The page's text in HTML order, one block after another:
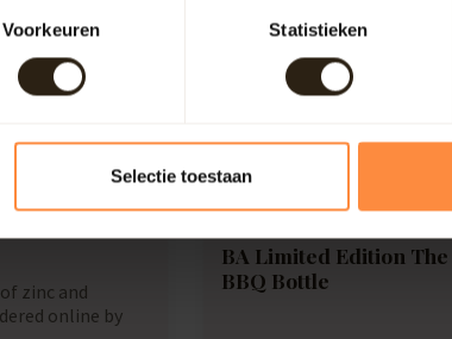
Voorkeuren Statistieken
Selectie toestaan
zinc and
online by
BA Limited Edition
BBQ Bottle